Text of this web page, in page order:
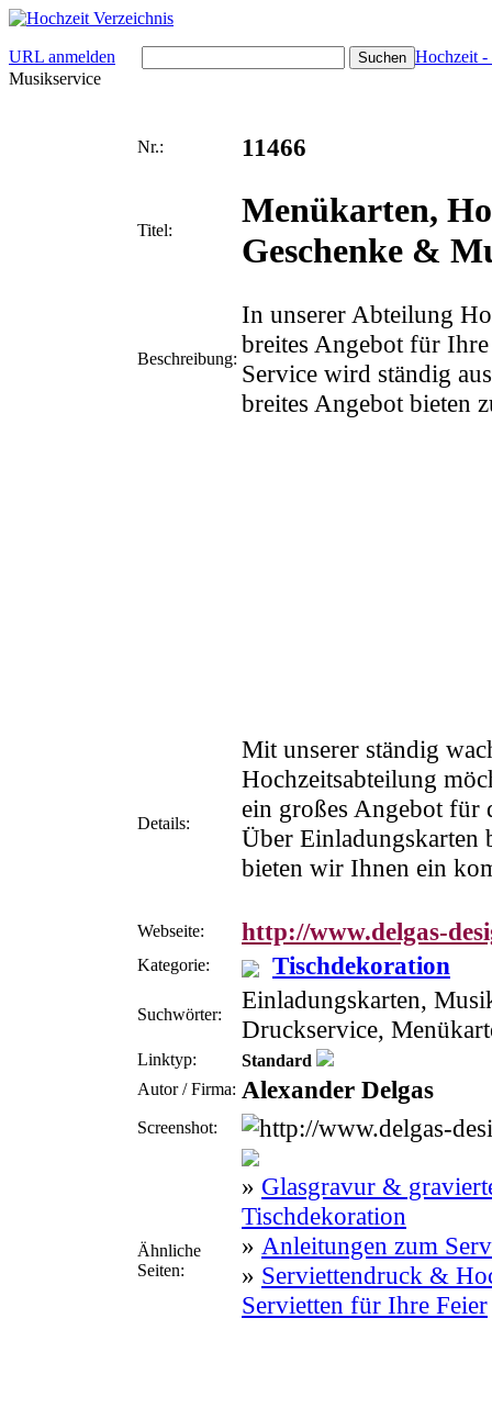
URL anmelden
Hochzeit -
Musikservice
Nr.: 11466
Titel:
Menükarten,
Geschenke &
Beschreibung:
In unserer Abteilung
breites Angebot für
Service wird ständig
breites Angebot bieten
Details:
Mit unserer ständig
Hochzeitsabteilung
ein großes Angebot für
Über Einladungskarten
bieten wir Ihnen ein
Webseite: http://www.delgas-
Kategorie: Tischdekoration
Suchwörter:
Einladungskarten,
Druckservice,
Linktyp:
Standard
Autor / Firma: Alexander Delgas
Screenshot:
Ähnliche
Seiten:
» Glasgravur &
Tischdekoration
» Anleitungen zum
» Serviettendruck &
Servietten für Ihre Feier